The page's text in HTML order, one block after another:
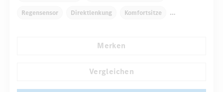
Regensensor Direktlenkung Komfortsitze
Merken
Vergleichen